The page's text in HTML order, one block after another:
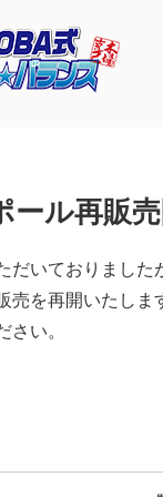
ール再販
だいておりました
売を再開いたしま
さい。